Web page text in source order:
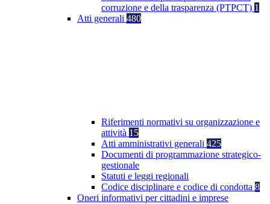
corruzione e della trasparenza (PTPCT) 1
Atti generali 480
Riferimenti normativi su organizzazione e
attività 15
Atti amministrativi generali 425
Documenti di programmazione strategico-
gestionale
Statuti e leggi regionali
Codice disciplinare e codice di condotta 8
Oneri informativi per cittadini e imprese